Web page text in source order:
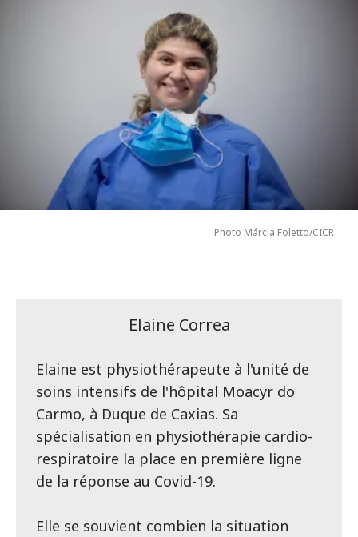
Photo Márcia Foletto/CICR
Elaine Correa
Elaine est physiothérapeute à l'unité de
soins intensifs de l'hôpital Moacyr do
Carmo, à Duque de Caxias. Sa
spécialisation en physiothérapie cardio-
respiratoire la place en première ligne
de la réponse au Covid-19.
Elle se souvient combien la situation